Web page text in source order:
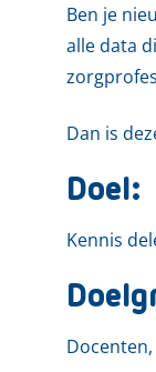
Ben je
alle data
Dan is
Doel:
Kennis